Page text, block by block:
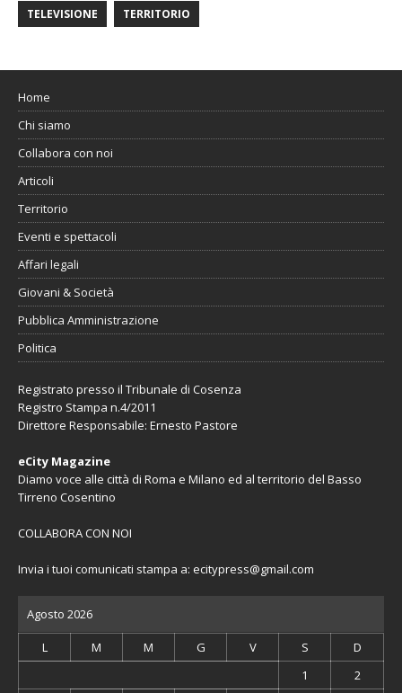
TELEVISIONE TERRITORIO
Home
Chi siamo
Collabora con noi
Articoli
Territorio
Eventi e spettacoli
Affari legali
Giovani & Società
Pubblica Amministrazione
Politica
Registrato presso il Tribunale di Cosenza
Registro Stampa n.4/2011
Direttore Responsabile: Ernesto Pastore
eCity Magazine
Diamo voce alle città di Roma e Milano ed al territorio del Basso
Tirreno Cosentino
COLLABORA CON NOI
Invia i tuoi comunicati stampa a: ecitypress@gmail.com
Agosto 2026
L M M G V S
D
1
2